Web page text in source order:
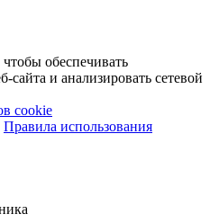
обеспечивать
и анализировать сетевой
cookie
Правила использования